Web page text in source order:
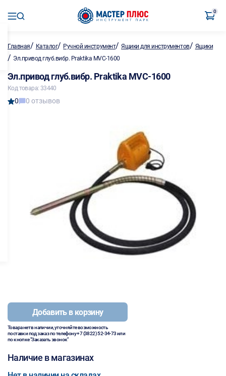
0
Главная/ Каталог/ Ручной инструмент/Ящики для инструментов/ Ящики
/ Эл.привод глуб.вибр. Praktika MVC-1600
Эл.привод глуб.вибр. Praktika MVC-1600
Код товара: 33440
0 0 отзывов
Добавить в корзину
Товара нет в наличии, уточняйте возможность
поставки под заказ по телефону+7 (3822) 52-34-73или
по кнопке "Заказать звонок"
Наличие в магазинах